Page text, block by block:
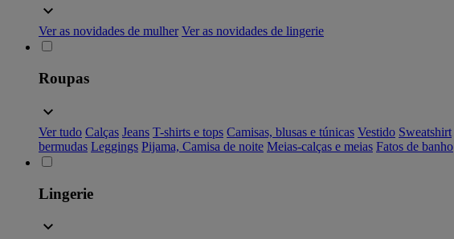
Ver as novidades de mulher Ver as novidades de lingerie
Roupas
Ver tudo Calças Jeans T-shirts e tops Camisas, blusas e túnicas Vestido Sweatshirt
bermudas Leggings Pijama, Camisa de noite Meias-calças e meias Fatos de banho
Lingerie